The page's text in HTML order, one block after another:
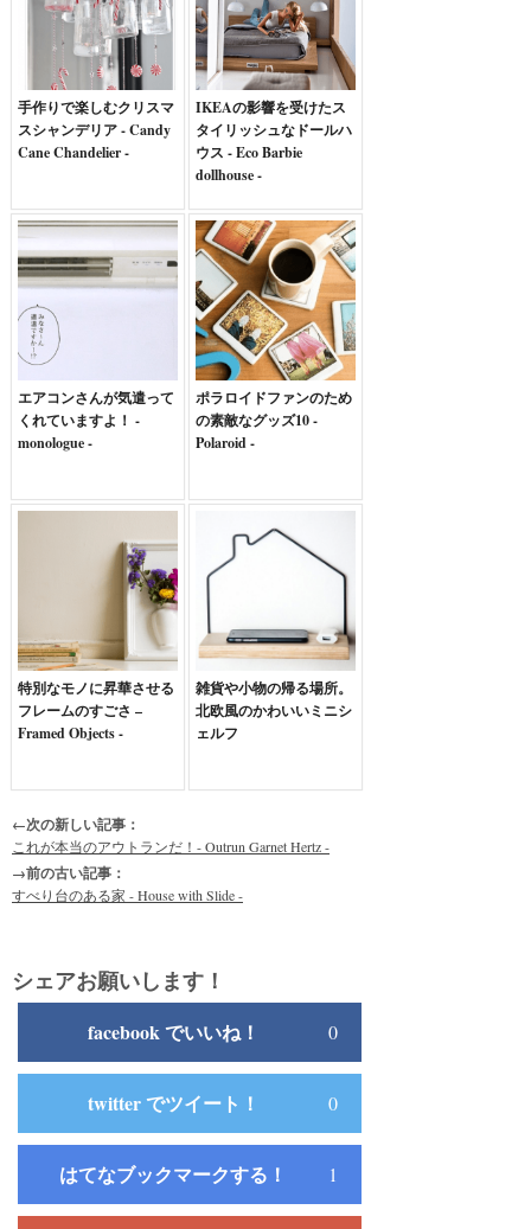
手作りで楽しむクリスマ
スシャンデリア - Candy
Cane Chandelier -
IKEAの影響を受けたス
タイリッシュなドールハ
ウス - Eco Barbie
dollhouse -
エアコンさんが気遣って
くれていますよ！ -
monologue -
ポラロイドファンのため
の素敵なグッズ10 -
Polaroid -
特別なモノに昇華させる
フレームのすごさ –
Framed Objects -
雑貨や小物の帰る場所。
北欧風のかわいいミニシ
ェルフ
←次の新しい記事：
これが本当のアウトランだ！- Outrun Garnet Hertz -
→前の古い記事：
すべり台のある家 - House with Slide -
シェアお願いします！
facebook でいいね！ 0
twitter でツイート！ 0
はてなブックマークする！ 1